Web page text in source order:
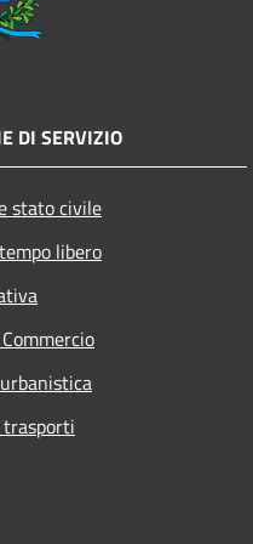
DI SERVIZIO
stato civile
libero